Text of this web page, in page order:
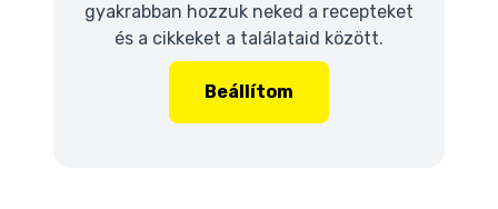
gyakrabban hozzuk neked a recepteket
és a cikkeket a találataid között.
Beállítom